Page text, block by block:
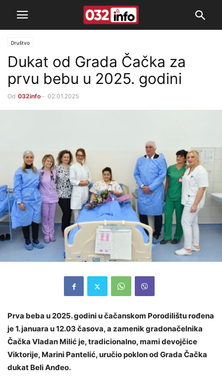
Društvo
Dukat od Grada Čačka za
prvu bebu u 2025. godini
Od 032info - 02.01.2025
Prva beba u 2025. godini u čačanskom Porodilištu rođena
je 1. januara u 12.03 časova, a zamenik gradonačelnika
Čačka Vladan Milić je, tradicionalno, mami devojčice
Viktorije, Marini Pantelić, uručio poklon od Grada Čačka
dukat Beli Anđeo.